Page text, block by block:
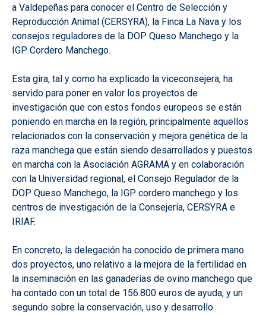
a Valdepeñas para conocer el Centro de Selección y
Reproducción Animal (CERSYRA), la Finca La Nava y los
consejos reguladores de la DOP Queso Manchego y la
IGP Cordero Manchego.
Esta gira, tal y como ha explicado la viceconsejera, ha
servido para poner en valor los proyectos de
investigación que con estos fondos europeos se están
poniendo en marcha en la región, principalmente aquellos
relacionados con la conservación y mejora genética de la
raza manchega que están siendo desarrollados y puestos
en marcha con la Asociación AGRAMA y en colaboración
con la Universidad regional, el Consejo Regulador de la
DOP Queso Manchego, la IGP cordero manchego y los
centros de investigación de la Consejería, CERSYRA e
IRIAF.
En concreto, la delegación ha conocido de primera mano
dos proyectos, uno relativo a la mejora de la fertilidad en
la inseminación en las ganaderías de ovino manchego que
ha contado con un total de 156.800 euros de ayuda, y un
segundo sobre la conservación, uso y desarrollo